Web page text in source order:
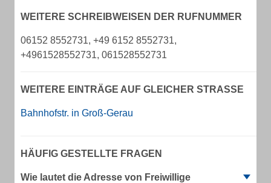
WEITERE SCHREIBWEISEN DER RUFNUMMER
06152 8552731, +49 6152 8552731,
+4961528552731, 061528552731
WEITERE EINTRÄGE AUF GLEICHER STRASSE
Bahnhofstr. in Groß-Gerau
HÄUFIG GESTELLTE FRAGEN
Wie lautet die Adresse von Freiwillige